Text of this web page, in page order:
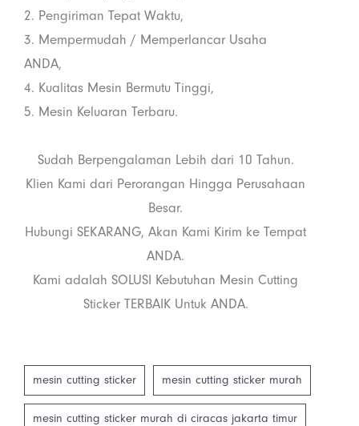
2. Pengiriman Tepat Waktu,
3. Mempermudah / Memperlancar Usaha
ANDA,
4. Kualitas Mesin Bermutu Tinggi,
5. Mesin Keluaran Terbaru.
Sudah Berpengalaman Lebih dari 10 Tahun.
Klien Kami dari Perorangan Hingga Perusahaan
Besar.
Hubungi SEKARANG, Akan Kami Kirim ke Tempat
ANDA.
Kami adalah SOLUSI Kebutuhan Mesin Cutting
Sticker TERBAIK Untuk ANDA.
mesin cutting sticker mesin cutting sticker murah
mesin cutting sticker murah di ciracas jakarta timur